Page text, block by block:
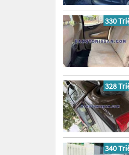
330
328
340